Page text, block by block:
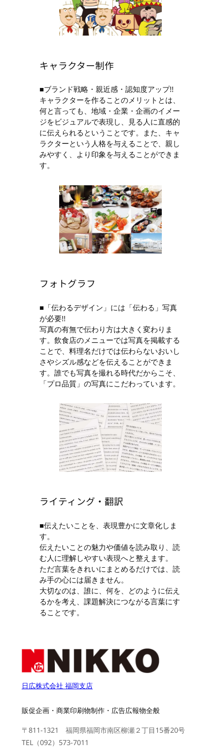
キャラクター制作
■ブランド戦略・親近感・認知度アップ!!
キャラクターを作ることのメリットとは、
何と言っても、地域・企業・企画のイメー
ジをビジュアルで表現し、見る人に直感的
に伝えられるということです。また、キャ
ラクターという人格を与えることで、親し
みやすく、より印象を与えることができま
す。
フォトグラフ
■「伝わるデザイン」には「伝わる」写真
が必要!!
写真の有無で伝わり方は大きく変わりま
す。飲食店のメニューでは写真を掲載する
ことで、料理名だけでは伝わらないおいし
さやシズル感などを伝えることができま
す。誰でも写真を撮れる時代だからこそ、
「プロ品質」の写真にこだわっています。
ライティング・翻訳
■伝えたいことを、表現豊かに文章化しま
す。
伝えたいことの魅力や価値を読み取り、読
む人に理解しやすい表現へと整えます。
ただ言葉をきれいにまとめるだけでは、読
み手の心には届きません。
大切なのは、誰に、何を、どのように伝え
るかを考え、課題解決につながる言葉にす
ることです。
日広株式会社 福岡支店
販促企画・商業印刷物制作・広告広報物全般
〒811-1321 福岡県福岡市南区柳瀬２丁目15番20号
TEL（092）573-7011